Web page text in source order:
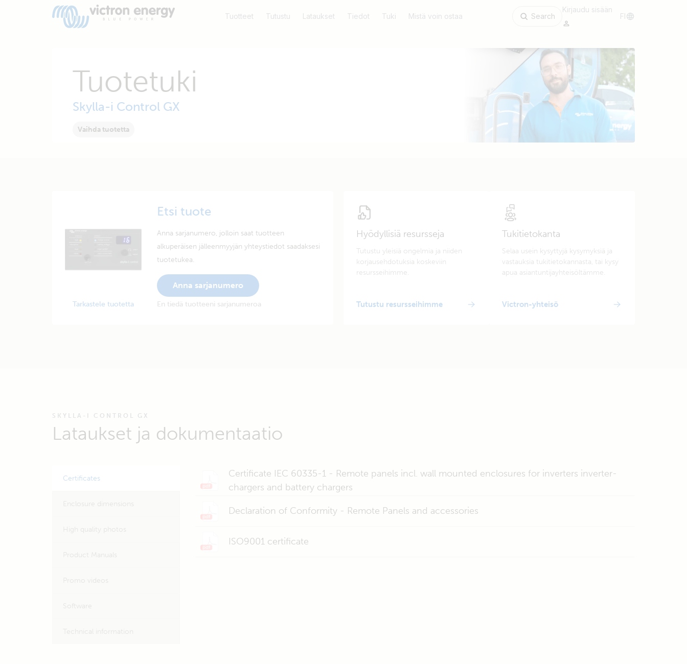
Tuotteet Tutustu Lataukset Tiedot Tuki Mistä voin ostaa Search
Kirjaudu sisään
FI
Tuotetuki
Skylla-i Control GX
Vaihda tuotetta
Tarkastele tuotetta
Etsi tuote
Anna sarjanumero, jolloin saat tuotteen
alkuperäisen jälleenmyyjän yhteystiedot saadaksesi
tuotetukea.
Anna sarjanumero
En tiedä tuotteeni sarjanumeroa
Hyödyllisiä resursseja
Tutustu yleisiä ongelmia ja niiden
korjausehdotuksia koskeviin
resursseihimme.
Tutustu resursseihimme
Tukitietokanta
Selaa usein kysyttyjä kysymyksiä ja
vastauksia tukitietokannasta, tai kysy
apua asiantuntijayhteisöltämme.
Victron-yhteisö
SKYLLA-I CONTROL GX
Lataukset ja dokumentaatio
Certificates
Certificate IEC 60335-1 - Remote panels incl. wall mounted enclosures for inverters inverter-
chargers and battery chargers
Declaration of Conformity - Remote Panels and accessories
ISO9001 certificate